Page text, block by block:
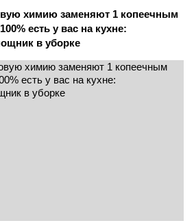
химию заменяют 1 копеечным
есть у вас на кухне:
в уборке